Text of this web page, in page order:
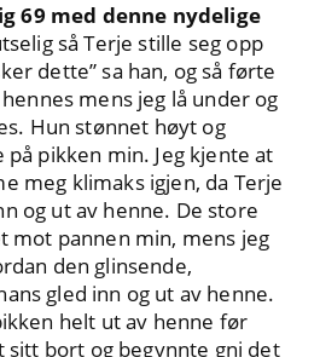
69 med denne nydelige
så Terje stille seg opp
dette” sa han, og så førte
mens jeg lå under og
Hun stønnet høyt og
på pikken min. Jeg kjente at
meg klimaks igjen, da Terje
og ut av henne. De store
mot pannen min, mens jeg
den glinsende,
gled inn og ut av henne.
helt ut av henne før
bort og begynnte gni det